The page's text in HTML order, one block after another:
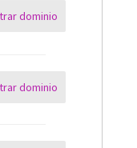
dominio
dominio